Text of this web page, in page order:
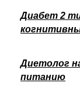
Диабет 2
Диетолог
питанию